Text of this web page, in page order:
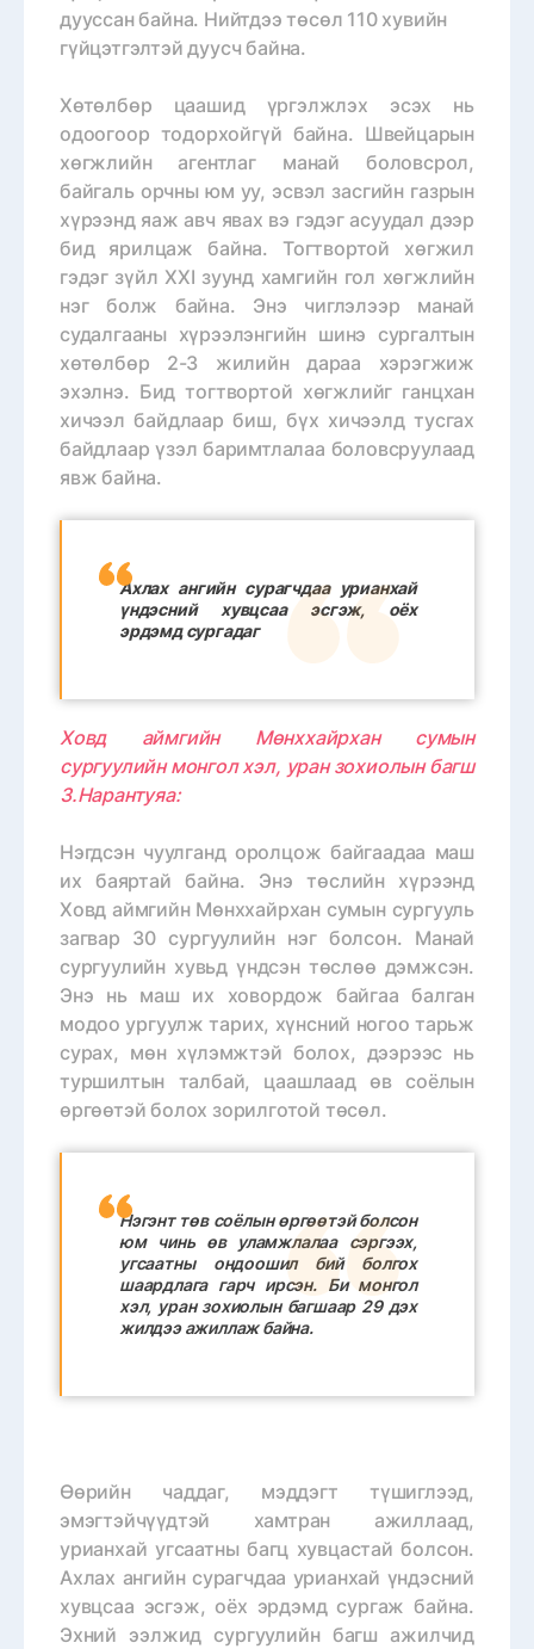
дууссан байна. Нийтдээ төсөл 110 хувийн
гүйцэтгэлтэй дуусч байна.
Хөтөлбөр цаашид үргэлжлэх эсэх нь
одоогоор тодорхойгүй байна. Швейцарын
хөгжлийн агентлаг манай боловсрол,
байгаль орчны юм уу, эсвэл засгийн газрын
хүрээнд яаж авч явах вэ гэдэг асуудал дээр
бид ярилцаж байна. Тогтвортой хөгжил
гэдэг зүйл XXI зуунд хамгийн гол хөгжлийн
нэг болж байна. Энэ чиглэлээр манай
судалгааны хүрээлэнгийн шинэ сургалтын
хөтөлбөр 2-3 жилийн дараа хэрэгжиж
эхэлнэ. Бид тогтвортой хөгжлийг ганцхан
хичээл байдлаар биш, бүх хичээлд тусгах
байдлаар үзэл баримтлалаа боловсруулаад
явж байна.
Ахлах ангийн сурагчдаа урианхай
үндэсний хувцсаа эсгэж, оёх
эрдэмд сургадаг
Ховд аймгийн Мөнххайрхан сумын
сургуулийн монгол хэл, уран зохиолын багш
З.Нарантуяа:
Нэгдсэн чуулганд оролцож байгаадаа маш
их баяртай байна. Энэ төслийн хүрээнд
Ховд аймгийн Мөнххайрхан сумын сургууль
загвар 30 сургуулийн нэг болсон. Манай
сургуулийн хувьд үндсэн төслөө дэмжсэн.
Энэ нь маш их ховордож байгаа балган
модоо ургуулж тарих, хүнсний ногоо тарьж
сурах, мөн хүлэмжтэй болох, дээрээс нь
туршилтын талбай, цаашлаад өв соёлын
өргөөтэй болох зорилготой төсөл.
Нэгэнт төв соёлын өргөөтэй болсон
юм чинь өв уламжлалаа сэргээх,
угсаатны ондоошил бий болгох
шаардлага гарч ирсэн. Би монгол
хэл, уран зохиолын багшаар 29 дэх
жилдээ ажиллаж байна.
Өөрийн чаддаг, мэддэгт түшиглээд,
эмэгтэйчүүдтэй хамтран ажиллаад,
урианхай угсаатны багц хувцастай болсон.
Ахлах ангийн сурагчдаа урианхай үндэсний
хувцсаа эсгэж, оёх эрдэмд сургаж байна.
Эхний ээлжид сургуулийн багш ажилчид